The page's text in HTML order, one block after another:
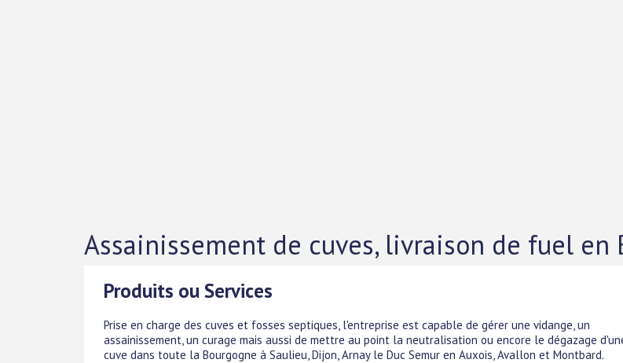
Assainissement de cuves, livraison de fuel en
Produits ou Services
Prise en charge des cuves et fosses septiques, l'entreprise est capable de gérer une vidange, un
assainissement, un curage mais aussi de mettre au point la neutralisation ou encore le dégazage
cuve dans toute la Bourgogne à Saulieu, Dijon, Arnay le Duc Semur en Auxois, Avallon et Montbard.